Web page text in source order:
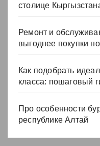
столице
Ремонт и
выгоднее покупки
Как подобрать
класса: пошаговый
Про особенности
республике Алтай